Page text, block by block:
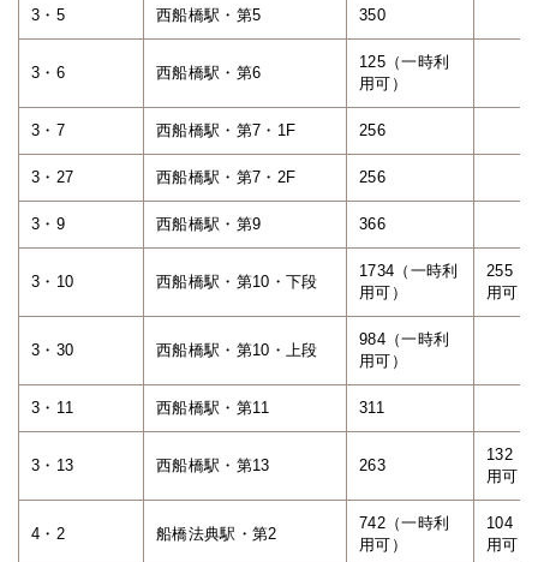
3・5 西船橋駅・第5 350
3・6 西船橋駅・第6
125（一時利
用可）
3・7 西船橋駅・第7・1F 256
3・27 西船橋駅・第7・2F 256
3・9 西船橋駅・第9 366
3・10 西船橋駅・第10・下段
1734（一時利
用可）
255（
用可）
3・30 西船橋駅・第10・上段
984（一時利
用可）
3・11 西船橋駅・第11 311
3・13 西船橋駅・第13 263
132（
用可）
4・2 船橋法典駅・第2
742（一時利
用可）
104（
用可）